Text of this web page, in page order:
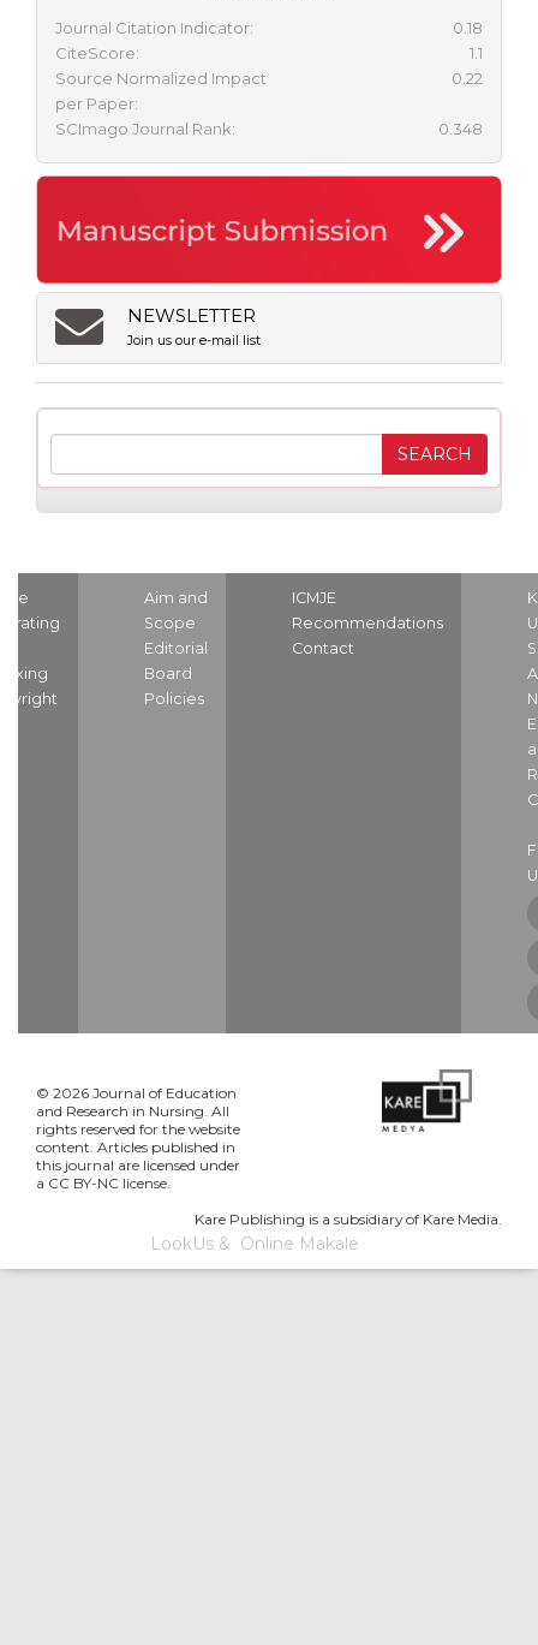
Journal Citation Indicator:
0.18
CiteScore:
1.1
Source Normalized Impact
per Paper:
0.22
SCImago Journal Rank: 0.348
NEWSLETTER
Join us our e-mail list
Aim and
Scope
Editorial
Board
Policies
ICMJE
Recommendations
Contact
© 2026 Journal of Education
and Research in Nursing. All
rights reserved for the website
content. Articles published in
this journal are licensed under
a CC BY-NC license.
Kare Publishing is a subsidiary of Kare Media.
LookUs& Online Makale